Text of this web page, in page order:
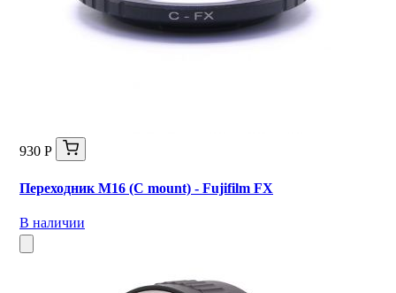
930 Р
Переходник M16 (C mount) - Fujifilm FX
В наличии